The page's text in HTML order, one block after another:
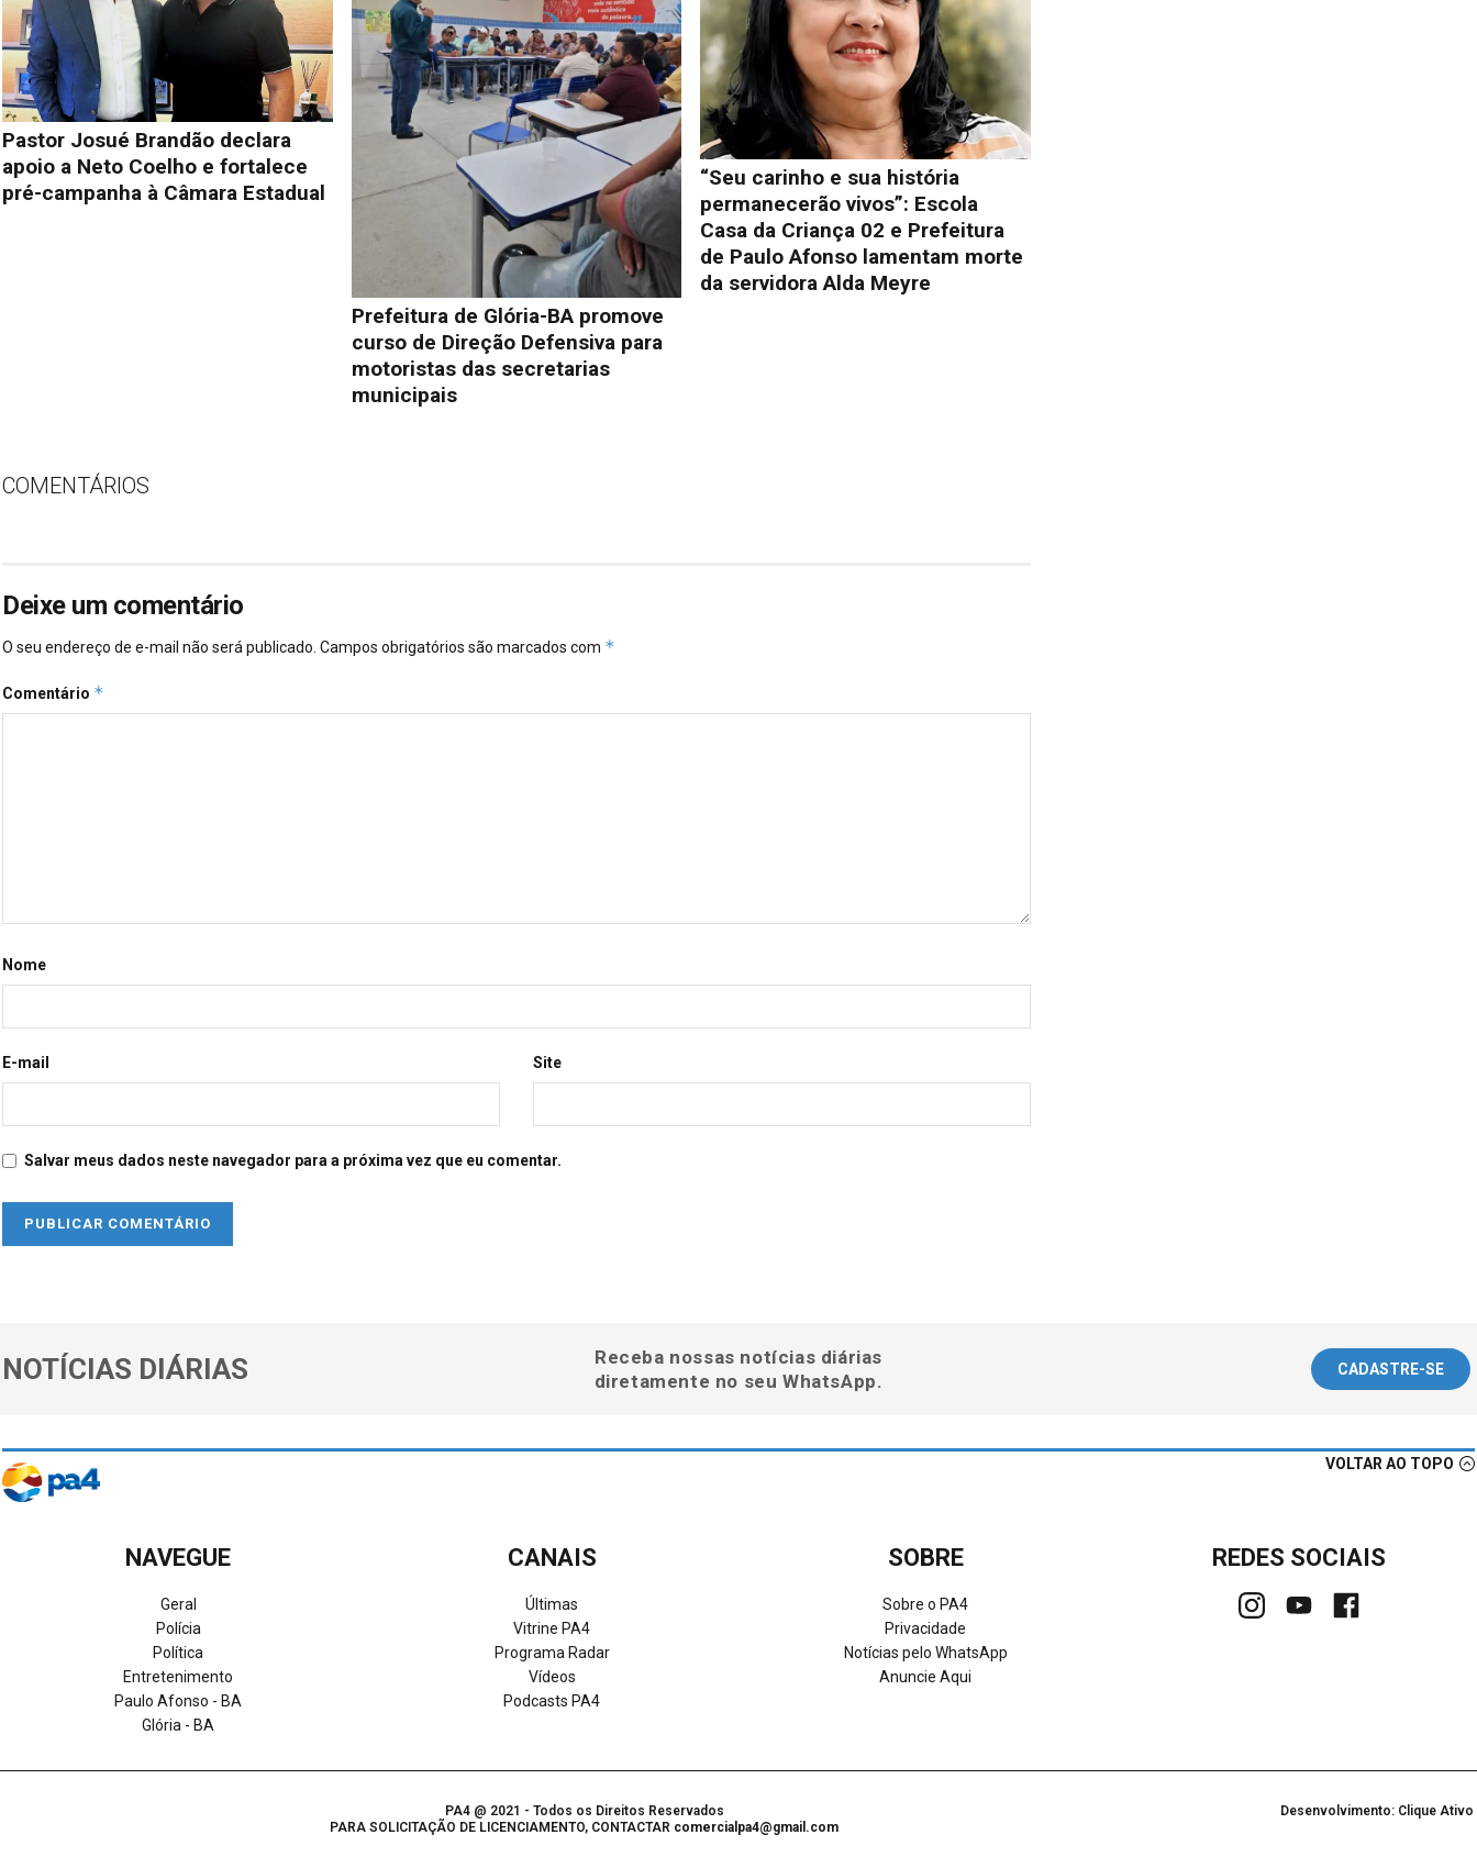
Pastor Josué Brandão declara
apoio a Neto Coelho e fortalece
pré-campanha à Câmara Estadual
Prefeitura de Glória-BA promove
curso de Direção Defensiva para
motoristas das secretarias
municipais
“Seu carinho e sua história
permanecerão vivos”: Escola
Casa da Criança 02 e Prefeitura
de Paulo Afonso lamentam morte
da servidora Alda Meyre
COMENTÁRIOS
Deixe um comentário
O seu endereço de e-mail não será publicado. Campos obrigatórios são marcados com *
Comentário *
Nome
E-mail Site
Salvar meus dados neste navegador para a próxima vez que eu comentar.
NOTÍCIAS DIÁRIAS
Receba nossas notícias diárias
diretamente no seu WhatsApp.
CADASTRE-SE
VOLTAR AO TOPO
NAVEGUE
Geral
Polícia
Política
Entretenimento
Paulo Afonso - BA
Glória - BA
CANAIS
Últimas
Vitrine PA4
Programa Radar
Vídeos
Podcasts PA4
SOBRE
Sobre o PA4
Privacidade
Notícias pelo WhatsApp
Anuncie Aqui
REDES SOCIAIS
PA4 @ 2021 - Todos os Direitos Reservados
PARA SOLICITAÇÃO DE LICENCIAMENTO, CONTACTAR comercialpa4@gmail.com
Desenvolvimento: Clique Ativo